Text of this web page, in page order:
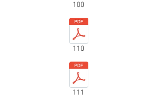
100
110
111